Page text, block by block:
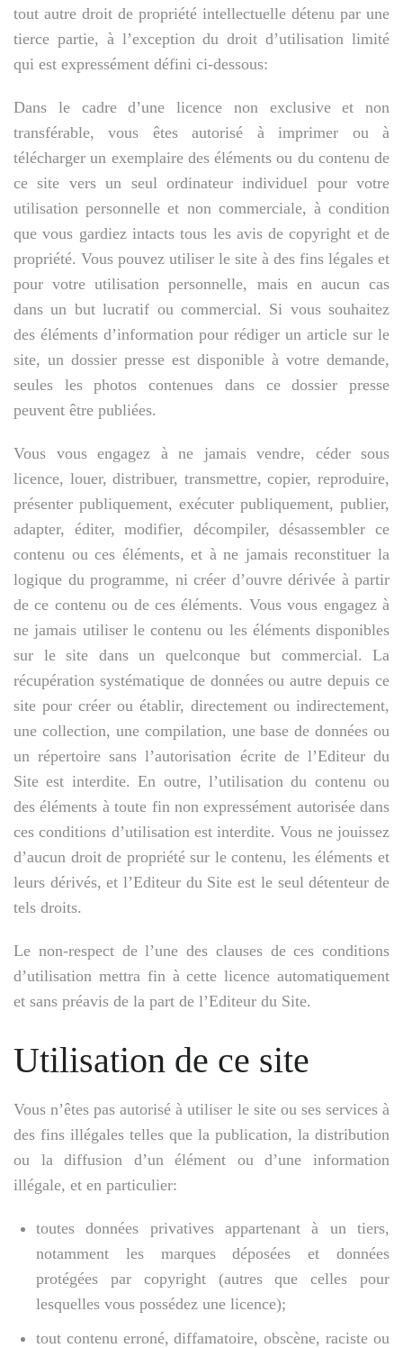
tout autre droit de propriété intellectuelle détenu par une
tierce partie, à l’exception du droit d’utilisation limité
qui est expressément défini ci-dessous:
Dans le cadre d’une licence non exclusive et non
transférable, vous êtes autorisé à imprimer ou à
télécharger un exemplaire des éléments ou du contenu de
ce site vers un seul ordinateur individuel pour votre
utilisation personnelle et non commerciale, à condition
que vous gardiez intacts tous les avis de copyright et de
propriété. Vous pouvez utiliser le site à des fins légales et
pour votre utilisation personnelle, mais en aucun cas
dans un but lucratif ou commercial. Si vous souhaitez
des éléments d’information pour rédiger un article sur le
site, un dossier presse est disponible à votre demande,
seules les photos contenues dans ce dossier presse
peuvent être publiées.
Vous vous engagez à ne jamais vendre, céder sous
licence, louer, distribuer, transmettre, copier, reproduire,
présenter publiquement, exécuter publiquement, publier,
adapter, éditer, modifier, décompiler, désassembler ce
contenu ou ces éléments, et à ne jamais reconstituer la
logique du programme, ni créer d’ouvre dérivée à partir
de ce contenu ou de ces éléments. Vous vous engagez à
ne jamais utiliser le contenu ou les éléments disponibles
sur le site dans un quelconque but commercial. La
récupération systématique de données ou autre depuis ce
site pour créer ou établir, directement ou indirectement,
une collection, une compilation, une base de données ou
un répertoire sans l’autorisation écrite de l’Editeur du
Site est interdite. En outre, l’utilisation du contenu ou
des éléments à toute fin non expressément autorisée dans
ces conditions d’utilisation est interdite. Vous ne jouissez
d’aucun droit de propriété sur le contenu, les éléments et
leurs dérivés, et l’Editeur du Site est le seul détenteur de
tels droits.
Le non-respect de l’une des clauses de ces conditions
d’utilisation mettra fin à cette licence automatiquement
et sans préavis de la part de l’Editeur du Site.
Utilisation de ce site
Vous n’êtes pas autorisé à utiliser le site ou ses services à
des fins illégales telles que la publication, la distribution
ou la diffusion d’un élément ou d’une information
illégale, et en particulier:
toutes données privatives appartenant à un tiers,
notamment les marques déposées et données
protégées par copyright (autres que celles pour
lesquelles vous possédez une licence);
tout contenu erroné, diffamatoire, obscène, raciste ou